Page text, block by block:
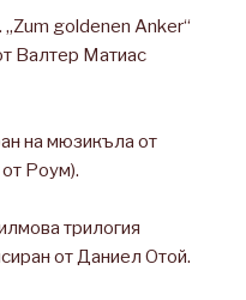
goldenen Anker“
Валтер Матиас
на мюзикъла от
Роум).
трилогия
от Даниел Отой.